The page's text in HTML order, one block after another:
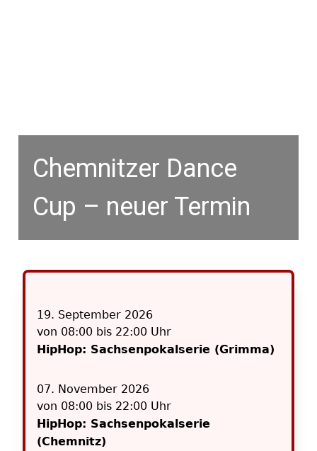
Chemnitzer Dance
Cup – neuer Termin
19. September 2026
von 08:00 bis 22:00 Uhr
HipHop: Sachsenpokalserie (Grimma)
07. November 2026
von 08:00 bis 22:00 Uhr
HipHop: Sachsenpokalserie
(Chemnitz)